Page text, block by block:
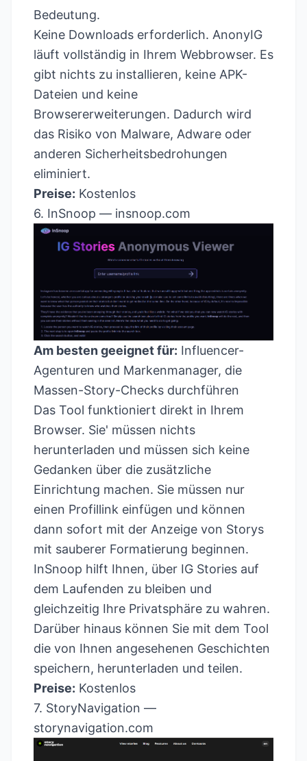
Bedeutung.
Keine Downloads erforderlich. AnonyIG
läuft vollständig in Ihrem Webbrowser. Es
gibt nichts zu installieren, keine APK-
Dateien und keine
Browsererweiterungen. Dadurch wird
das Risiko von Malware, Adware oder
anderen Sicherheitsbedrohungen
eliminiert.
Preise: Kostenlos
6. InSnoop — insnoop.com
Am besten geeignet für: Influencer-
Agenturen und Markenmanager, die
Massen-Story-Checks durchführen
Das Tool funktioniert direkt in Ihrem
Browser. Sie' müssen nichts
herunterladen und müssen sich keine
Gedanken über die zusätzliche
Einrichtung machen. Sie müssen nur
einen Profillink einfügen und können
dann sofort mit der Anzeige von Storys
mit sauberer Formatierung beginnen.
InSnoop hilft Ihnen, über IG Stories auf
dem Laufenden zu bleiben und
gleichzeitig Ihre Privatsphäre zu wahren.
Darüber hinaus können Sie mit dem Tool
die von Ihnen angesehenen Geschichten
speichern, herunterladen und teilen.
Preise: Kostenlos
7. StoryNavigation —
storynavigation.com